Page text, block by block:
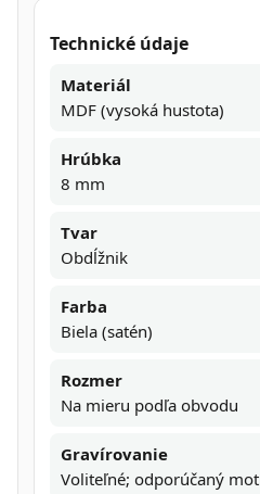
Technické údaje
Materiál
MDF (vysoká hustota)
Hrúbka
8 mm
Tvar
Obdĺžnik
Farba
Biela (satén)
Rozmer
Na mieru podľa obvodu
Gravírovanie
Voliteľné; odporúčaný